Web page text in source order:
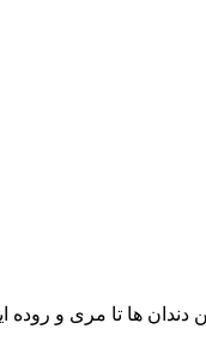
دندان ها تا مری و روده